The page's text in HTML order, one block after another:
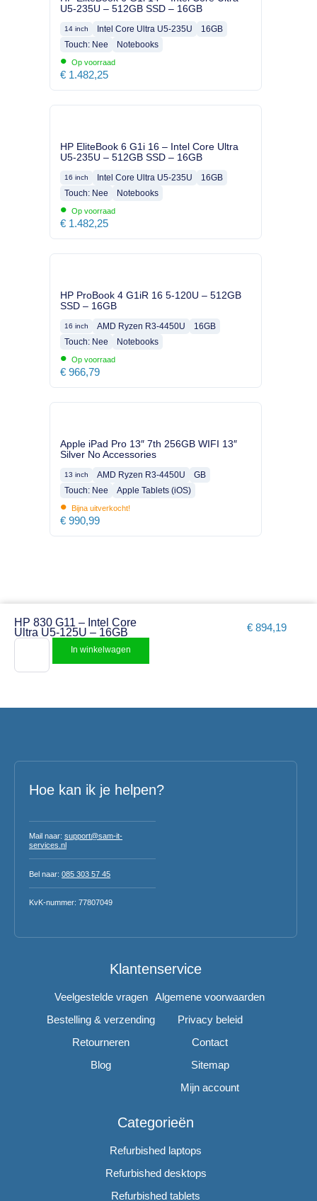
U5-235U – 512GB SSD – 16GB
14 inch Intel Core Ultra U5-235U
16GB
Touch: Nee
Notebooks
• Op voorraad
€ 1.482,25
HP EliteBook 6 G1i 16 – Intel Core Ultra
U5-235U – 512GB SSD – 16GB
16 inch Intel Core Ultra U5-235U
16GB
Touch: Nee
Notebooks
• Op voorraad
€ 1.482,25
HP ProBook 4 G1iR 16 5-120U – 512GB
SSD – 16GB
16 inch AMD Ryzen R3-4450U
16GB
Touch: Nee
Notebooks
• Op voorraad
€ 966,79
Apple iPad Pro 13″ 7th 256GB WIFI 13″
Silver No Accessories
13 inch AMD Ryzen R3-4450U
GB
Touch: Nee
Apple Tablets (iOS)
• Bijna uitverkocht!
€ 990,99
HP 830 G11 – Intel Core
Ultra U5-125U – 16GB
€ 894,19
In winkelwagen
Hoe kan ik je helpen?
Mail naar: support@sam-it-
services.nl
Bel naar: 085 303 57 45
KvK-nummer: 77807049
Klantenservice
Veelgestelde vragen
Bestelling & verzending
Retourneren
Blog
Algemene voorwaarden
Privacy beleid
Contact
Sitemap
Mijn account
Categorieën
Refurbished laptops
Refurbished desktops
Refurbished tablets